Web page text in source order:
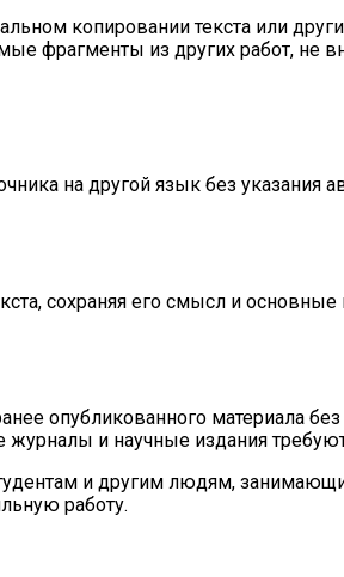
копировании текста или
фрагменты из других работ, не
на другой язык без указания
сохраняя его смысл и
опубликованного материала
журналы и научные издания
и другим людям,
работу.